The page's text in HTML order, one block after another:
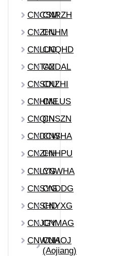
CNCSM
CNRZH
CNZHU
CNHM
CNLUOCNQHD
CNTAZCNDAL
CNSDU
CNZHI
CNHME
CNLUS
CNQINCNSZN
CNDCW
CNSHA
CNZHHCNHPU
CNLYGCNWHA
CNSYGCNDDG
CNSHDCNYXG
CNJGYCNMAG
CNWUH
CNAOJ
(Aojiang)